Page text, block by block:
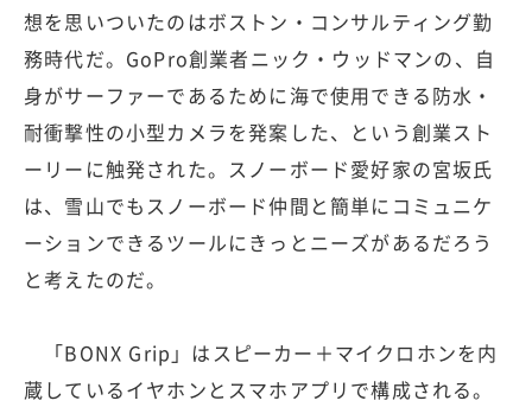
想を思いついたのはボストン・コンサルティング勤
務時代だ。GoPro創業者ニック・ウッドマンの、自
身がサーファーであるために海で使用できる防水・
耐衝撃性の小型カメラを発案した、という創業スト
ーリーに触発された。スノーボード愛好家の宮坂氏
は、雪山でもスノーボード仲間と簡単にコミュニケ
ーションできるツールにきっとニーズがあるだろう
と考えたのだ。
「BONX Grip」はスピーカー＋マイクロホンを内
蔵しているイヤホンとスマホアプリで構成される。